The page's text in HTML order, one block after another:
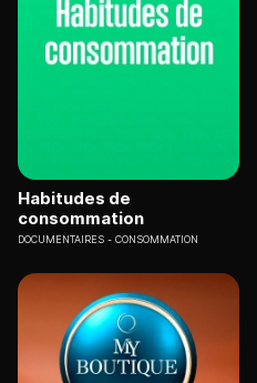
Habitudes de
consommation
DOCUMENTAIRES CONSOMMATION